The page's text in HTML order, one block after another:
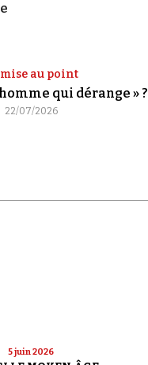
au point
qui dérange » ?
22/07/2026
5 juin 2026